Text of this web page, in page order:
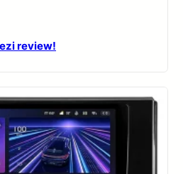
review!